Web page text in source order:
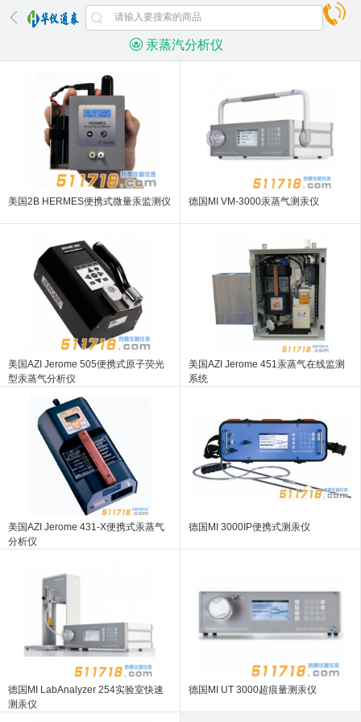
汞蒸汽分析仪
美国2B HERMES便携式微量汞监测仪 德国MI VM-3000汞蒸气测汞仪
美国AZI Jerome 505便携式原子荧光
型汞蒸气分析仪
美国AZI Jerome 451汞蒸气在线监测
系统
美国AZI Jerome 431-X便携式汞蒸气
分析仪
德国MI 3000IP便携式测汞仪
德国MI LabAnalyzer 254实验室快速
测汞仪
德国MI UT 3000超痕量测汞仪